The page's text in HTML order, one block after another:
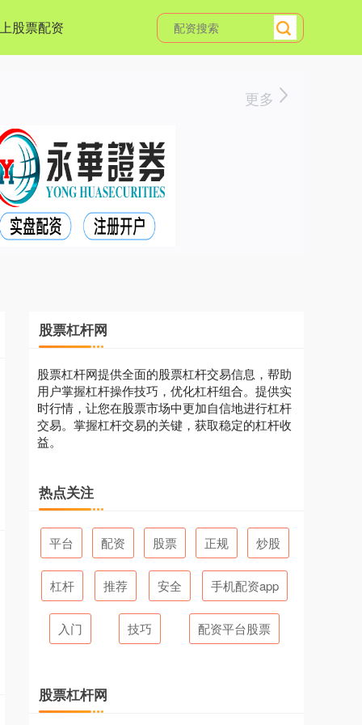
股票配资
更多
股票杠杆网
股票杠杆网提供全面的股票杠杆交易信息，帮助
用户掌握杠杆操作技巧，优化杠杆组合。提供实
时行情，让您在股票市场中更加自信地进行杠杆
交易。掌握杠杆交易的关键，获取稳定的杠杆收
益。
热点关注
平台 配资 股票 正规 炒股
杠杆 推荐 安全 手机配资app
入门 技巧 配资平台股票
股票杠杆网